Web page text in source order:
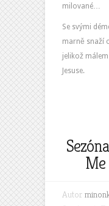
milované…
Se svými
marně snaží
jelikož
Jesuse.
Me
Autor